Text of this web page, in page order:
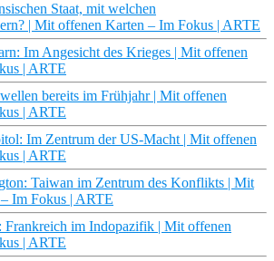
Staat, mit welchen
| Mit offenen Karten – Im Fokus | ARTE
Im Angesicht des Krieges | Mit offenen
| ARTE
bereits im Frühjahr | Mit offenen
| ARTE
Im Zentrum der US-Macht | Mit offenen
| ARTE
Taiwan im Zentrum des Konflikts | Mit
Im Fokus | ARTE
Frankreich im Indopazifik | Mit offenen
| ARTE